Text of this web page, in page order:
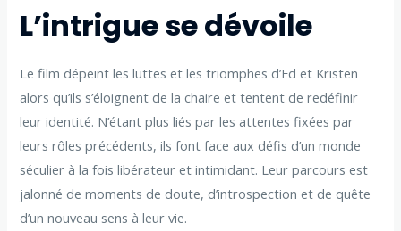
L’intrigue se dévoile
Le film dépeint les luttes et les triomphes d’Ed et Kristen
alors qu’ils s’éloignent de la chaire et tentent de redéfinir
leur identité. N’étant plus liés par les attentes fixées par
leurs rôles précédents, ils font face aux défis d’un monde
séculier à la fois libérateur et intimidant. Leur parcours est
jalonné de moments de doute, d’introspection et de quête
d’un nouveau sens à leur vie.